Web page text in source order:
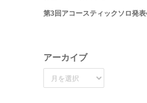
第3回アコースティックソロ発表
アーカイブ